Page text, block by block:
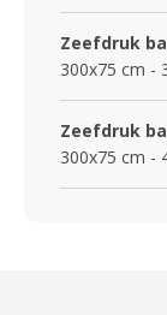
Zeefdruk
300x75 cm -
Zeefdruk
300x75 cm -